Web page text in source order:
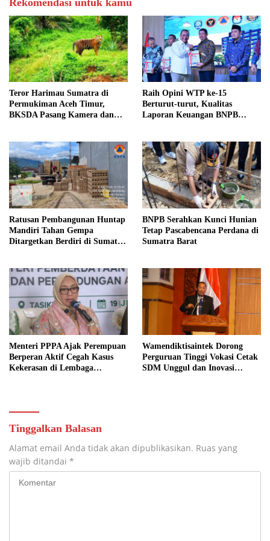
Teror Harimau Sumatra di
Permukiman Aceh Timur,
BKSDA Pasang Kamera dan
Raih Opini WTP ke-15
Berturut-turut, Kualitas
Laporan Keuangan BNPB
Ratusan Pembangunan Huntap
Mandiri Tahan Gempa
Ditargetkan Berdiri di Sumatra
BNPB Serahkan Kunci Hunian
Tetap Pascabencana Perdana di
Sumatra Barat
Menteri PPPA Ajak Perempuan
Berperan Aktif Cegah Kasus
Kekerasan di Lembaga
Wamendiktisaintek Dorong
Perguruan Tinggi Vokasi Cetak
SDM Unggul dan Inovasi
Tinggalkan Balasan
Alamat email Anda tidak akan dipublikasikan. Ruas yang
wajib ditandai *